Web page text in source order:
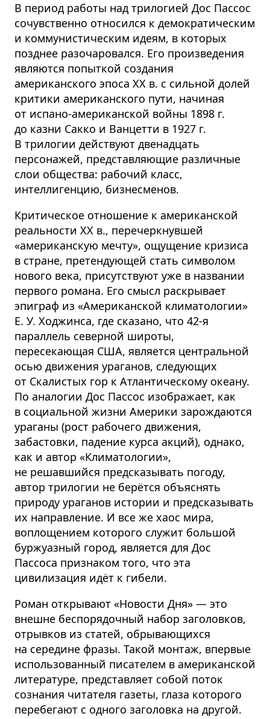
В период работы над трилогией Дос Пассос
сочувственно относился к демократическим
и коммунистическим идеям, в которых
позднее разочаровался. Его произведения
являются попыткой создания
американского эпоса XX в. с сильной долей
критики американского пути, начиная
от испано-американской войны 1898 г.
до казни Сакко и Ванцетти в 1927 г.
В трилогии действуют двенадцать
персонажей, представляющие различные
слои общества: рабочий класс,
интеллигенцию, бизнесменов.
Критическое отношение к американской
реальности XX в., перечеркнувшей
«американскую мечту», ощущение кризиса
в стране, претендующей стать символом
нового века, присутствуют уже в названии
первого романа. Его смысл раскрывает
эпиграф из «Американской климатологии»
Е. У. Ходжинса, где сказано, что 42-я
параллель северной широты,
пересекающая США, является центральной
осью движения ураганов, следующих
от Скалистых гор к Атлантическому океану.
По аналогии Дос Пассос изображает, как
в социальной жизни Америки зарождаются
ураганы (рост рабочего движения,
забастовки, падение курса акций), однако,
как и автор «Климатологии»,
не решавшийся предсказывать погоду,
автор трилогии не берётся объяснять
природу ураганов истории и предсказывать
их направление. И все же хаос мира,
воплощением которого служит большой
буржуазный город, является для Дос
Пассоса признаком того, что эта
цивилизация идёт к гибели.
Роман открывают «Новости Дня» — это
внешне беспорядочный набор заголовков,
отрывков из статей, обрывающихся
на середине фразы. Такой монтаж, впервые
использованный писателем в американской
литературе, представляет собой поток
сознания читателя газеты, глаза которого
перебегают с одного заголовка на другой.